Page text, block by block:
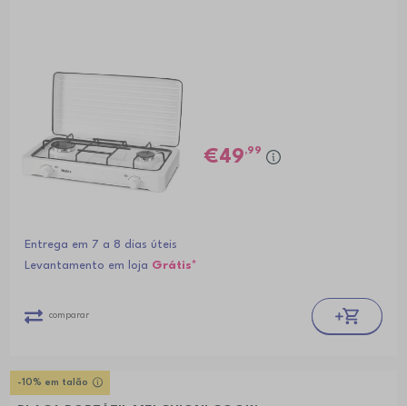
49,99
Entrega em 7 a 8 dias úteis
Levantamento em loja Grátis*
comparar
-10% em talão